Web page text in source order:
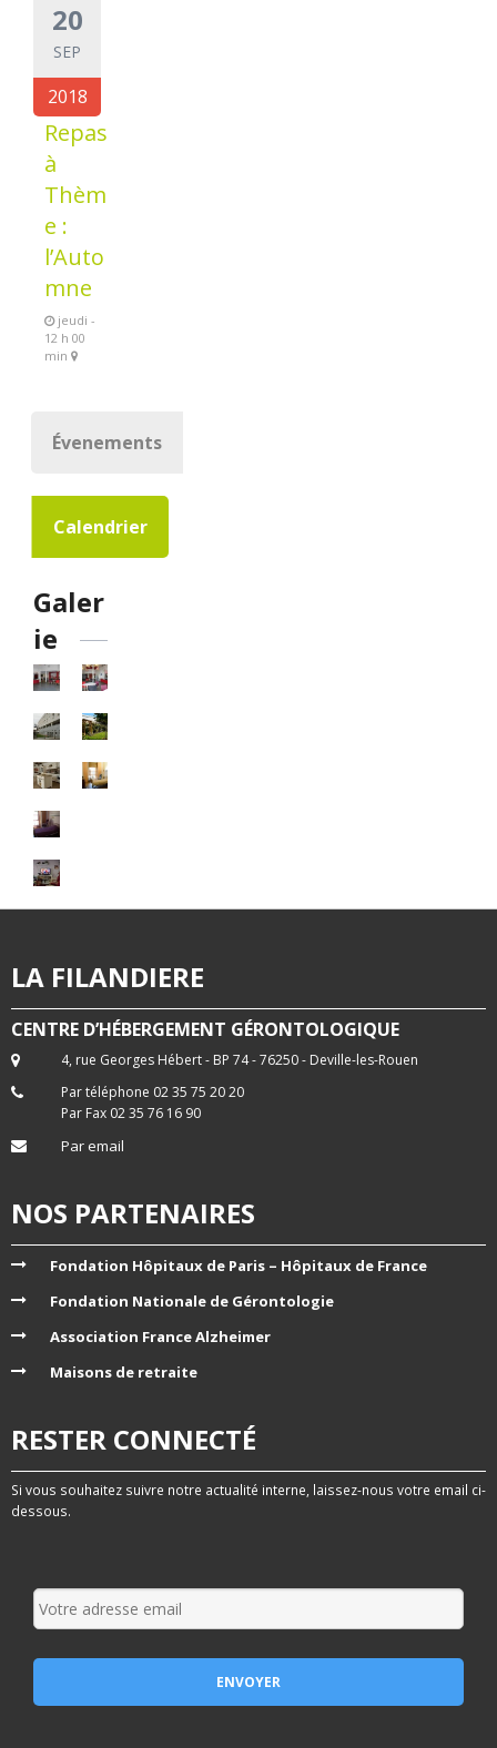
20
SEP
2018
Repas
à
Thèm
e :
l’Auto
mne
jeudi -
12 h 00
min
Évenements
Calendrier
Galer
ie
LA FILANDIERE
CENTRE D’HÉBERGEMENT GÉRONTOLOGIQUE
4, rue Georges Hébert - BP 74 - 76250 - Deville-les-Rouen
Par téléphone 02 35 75 20 20
Par Fax 02 35 76 16 90
Par email
NOS PARTENAIRES
Fondation Hôpitaux de Paris – Hôpitaux de France
Fondation Nationale de Gérontologie
Association France Alzheimer
Maisons de retraite
RESTER CONNECTÉ
Si vous souhaitez suivre notre actualité interne, laissez-nous votre email ci-
dessous.